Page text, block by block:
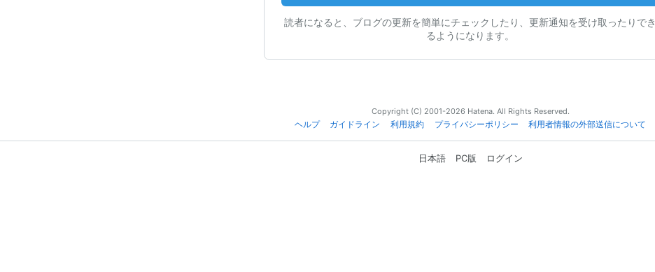
読者になると、ブログの更新を簡単にチェックしたり、更新通知を受け取ったりでき
るようになります。
Copyright (C) 2001-2026 Hatena. All Rights Reserved.
ヘルプ
ガイドライン 利用規約 プライバシーポリシー 利用者情報の外部送信について
日本語 PC版 ログイン